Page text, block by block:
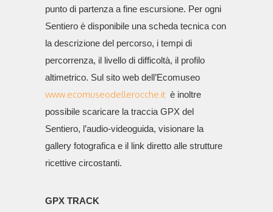
punto di partenza a fine escursione. Per ogni
Sentiero è disponibile una scheda tecnica con
la descrizione del percorso, i tempi di
percorrenza, il livello di difficoltà, il profilo
altimetrico. Sul sito web dell’Ecomuseo
www.ecomuseodellerocche.it è inoltre
possibile scaricare la traccia GPX del
Sentiero, l’audio-videoguida, visionare la
gallery fotografica e il link diretto alle strutture
ricettive circostanti.
GPX TRACK